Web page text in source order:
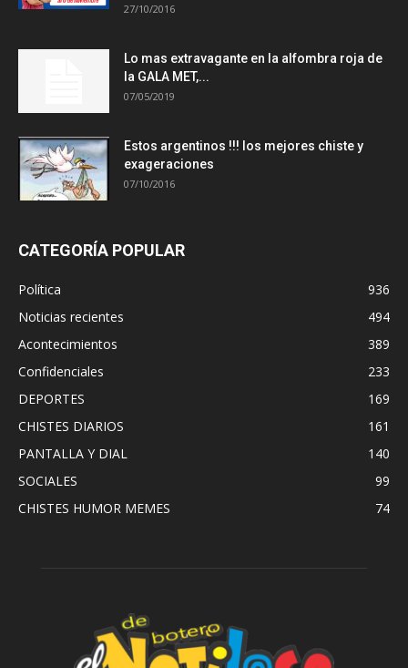
27/10/2016
Lo mas extravagante en la alfombra roja de
la GALA MET,...
07/05/2019
Estos argentinos !!! los mejores chiste y
exageraciones
07/10/2016
CATEGORÍA POPULAR
Política
936
Noticias recientes
494
Acontecimientos
389
Confidenciales
233
DEPORTES
169
CHISTES DIARIOS
161
PANTALLA Y DIAL
140
SOCIALES
99
CHISTES HUMOR MEMES
74